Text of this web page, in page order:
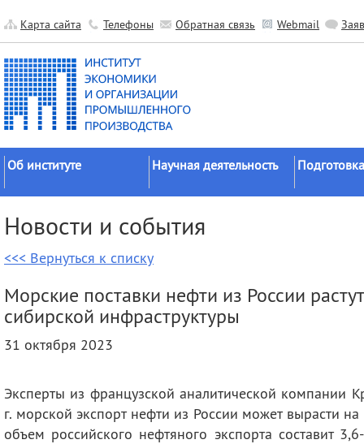
Карта сайта Телефоны Обратная связь Webmail
Об институте
Официальные документы
История
Научные подразделения
Прочие подразделения
Издательская
Контакты
Научная деятельность
исследований
Гранты
Научные школы
Публикации
советы
Новости и события
<<< Вернуться к списку
Морские поставки нефти из России
сибирской инфраструктуры
31 октября 2023
Эксперты из французской аналитической компании
г. морской экспорт нефти из России может вырасти
объем российского нефтяного экспорта составит